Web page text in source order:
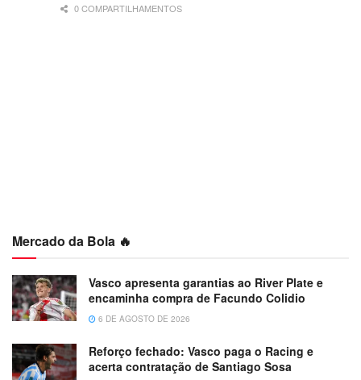
0 COMPARTILHAMENTOS
Mercado da Bola 🔥
Vasco apresenta garantias ao River Plate e
encaminha compra de Facundo Colidio
6 DE AGOSTO DE 2026
Reforço fechado: Vasco paga o Racing e
acerta contratação de Santiago Sosa